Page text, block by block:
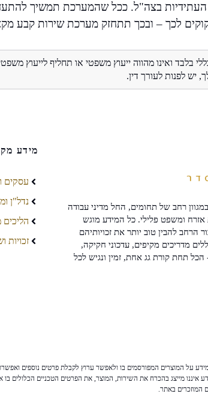
העתידיות בצה"ל. ככל שהמערכת תמשיך
לכך – ובכך תתחזק מערכת שירות קבע
בלבד ואינו מהווה ייעוץ משפטי או תחליף לייעוץ
יש לפנות לעורך דין.
רחב של תחומים, החל מדיני עבודה
אזרח ומשפט פלילי. כל המידע מוגש
הרחב להבין טוב יותר את זכויותיהם
מדריכים מקיפים, עדכוני חקיקה,
הכל תחת קורת גג אחת, זמין ונגיש לכל
מידע
עסקים
נדל"ן
זכויות
על המוצרים המפורסמים בו ולאפשר ערוץ לקבלת פרטים נוספים
מייצג בהכרח את השירות, המוצר, את הפרטים הטכניים הכלולים בו
המוזכרים באתר.